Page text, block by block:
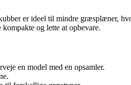
er ideel til mindre græsplæner,
og lette at opbevare.
en model med en opsamler.